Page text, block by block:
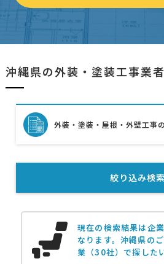
沖縄県の外装・塗装工事業
現在の検索結果は企
なります。沖縄県の
業（30社）で探した
外装・塗装・屋根・外壁工事
絞り込み検索